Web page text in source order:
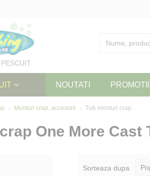
NOUTATI PROMOTII
Monturi crap, accesorii Tub monturi crap
One More Cast
Sorteaza dupa